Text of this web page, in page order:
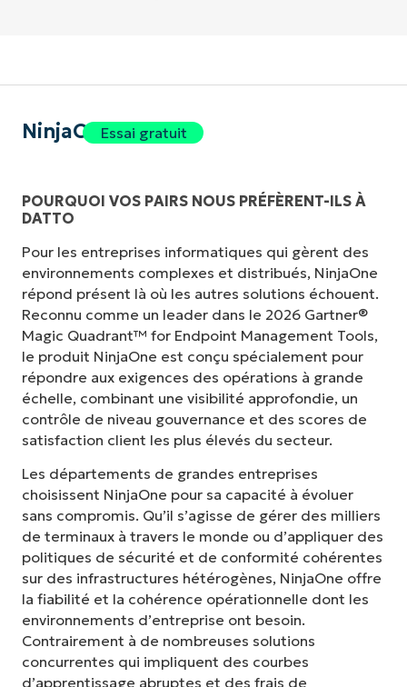
NinjaOneEssai gratuit
POURQUOI VOS PAIRS NOUS PRÉFÈRENT-ILS À
DATTO
Pour les entreprises informatiques qui gèrent des
environnements complexes et distribués, NinjaOne
répond présent là où les autres solutions échouent.
Reconnu comme un leader dans le 2026 Gartner®
Magic Quadrant™ for Endpoint Management Tools,
le produit NinjaOne est conçu spécialement pour
répondre aux exigences des opérations à grande
échelle, combinant une visibilité approfondie, un
contrôle de niveau gouvernance et des scores de
satisfaction client les plus élevés du secteur.
Les départements de grandes entreprises
choisissent NinjaOne pour sa capacité à évoluer
sans compromis. Qu’il s’agisse de gérer des milliers
de terminaux à travers le monde ou d’appliquer des
politiques de sécurité et de conformité cohérentes
sur des infrastructures hétérogènes, NinjaOne offre
la fiabilité et la cohérence opérationnelle dont les
environnements d’entreprise ont besoin.
Contrairement à de nombreuses solutions
concurrentes qui impliquent des courbes
d’apprentissage abruptes et des frais de